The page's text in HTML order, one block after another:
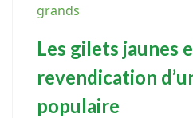
grands
Les gilets jaunes
revendication
populaire